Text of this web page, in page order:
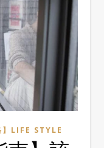
】LIFE STYLE